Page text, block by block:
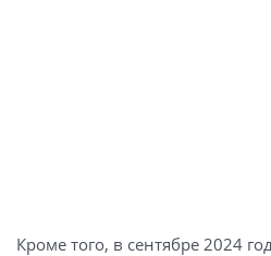
Кроме того, в сентябре 2024